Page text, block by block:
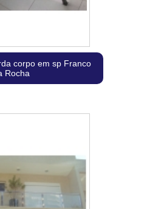
corpo em sp Franco
Rocha